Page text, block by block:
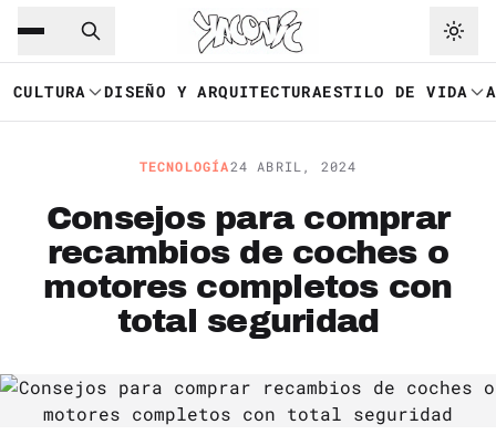
Saltar al contenido principal
CULTURA DISEÑO Y ARQUITECTURAESTILO DE VIDA
TECNOLOGÍA24 ABRIL, 2024
Consejos para comprar
recambios de coches o
motores completos con
total seguridad